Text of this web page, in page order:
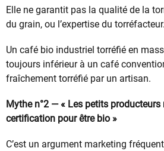
Elle ne garantit pas la qualité de la
du grain, ou l’expertise du torréfacteur.
Un café bio industriel torréfié en
toujours inférieur à un café
fraîchement torréfié par un artisan.
Mythe n°2 — « Les petits producteurs
certification pour être bio »
C’est un argument marketing